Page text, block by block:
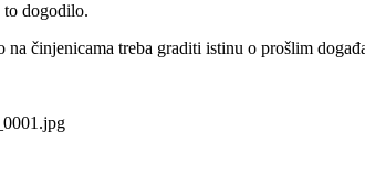
dogodilo.
na činjenicama treba graditi istinu o prošlim